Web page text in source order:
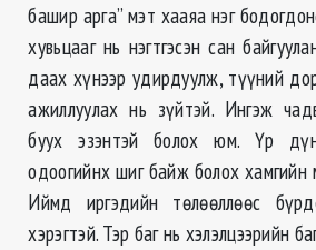
башир арга” мэт хааяа нэг
хувьцааг нь нэгтгэсэн сан
даах хүнээр удирдуулж, түүний
ажиллуулах нь зүйтэй. Ингэж
буух эзэнтэй болох юм. Үр
одоогийнх шиг байж болох хамгийн
Иймд иргэдийн төлөөллөөс
хэрэгтэй. Тэр баг нь хэлэлцээрийн